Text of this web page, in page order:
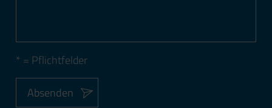
* = Pflichtfelder
Absenden